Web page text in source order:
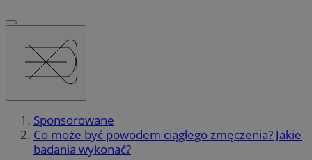
Sponsorowane
Co może być powodem ciągłego zmęczenia? Jakie
badania wykonać?